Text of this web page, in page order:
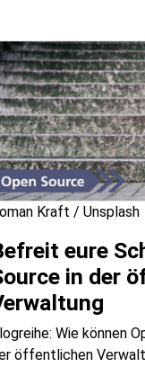
Kraft / Unsplash
eure
in der
Wie können
öffentlichen